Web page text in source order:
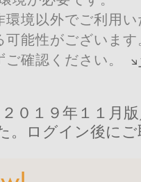
環境以外でご利用
可能性がございます
ご確認ください。
０１９年１１月
。ログイン後に